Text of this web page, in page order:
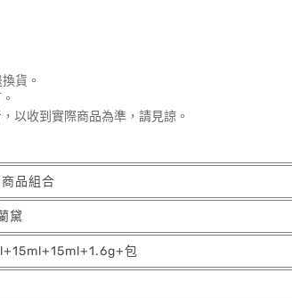
貨。
以收到實際商品為準，請見諒。
品組合
黛
包